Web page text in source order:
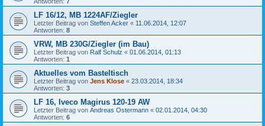
LF 16/12, MB 1224AF/Ziegler
Letzter Beitrag von Steffen Acker « 11.06.2014, 12:07
Antworten: 8
VRW, MB 230G/Ziegler (im Bau)
Letzter Beitrag von Ralf Schulz « 01.06.2014, 01:13
Antworten: 1
Aktuelles vom Basteltisch
Letzter Beitrag von Jens Klose « 23.03.2014, 18:34
Antworten: 3
LF 16, Iveco Magirus 120-19 AW
Letzter Beitrag von Andreas Ostermann « 02.01.2014, 04:30
Antworten: 6